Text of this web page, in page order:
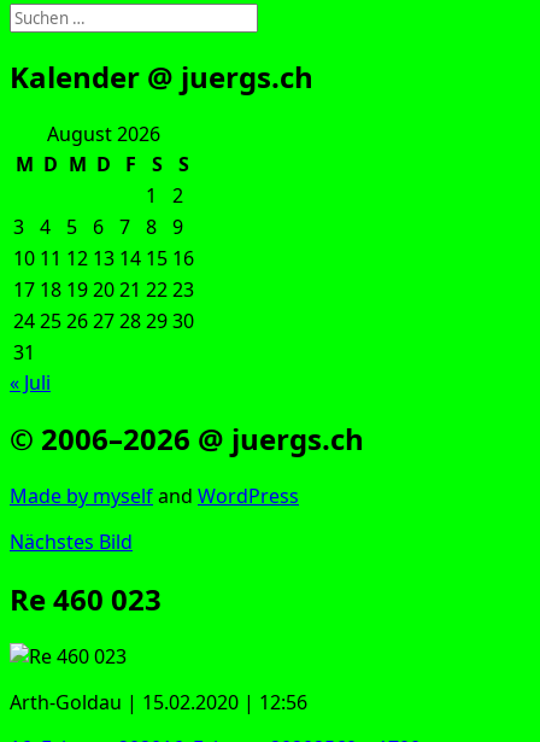
Suchen
nach:
Kalender @ juergs.ch
August 2026
M D M D F S
S
1
2
3 4 5 6 7 8 9
10 11 12 13 14 15 16
17 18 192021 2223
24252627282930
31
« Juli
© 2006–2026 @ juergs.ch
Made by mys­elfand Word­Press
Nächstes Bild
Re 460 023
Arth-Gold­au | 15.02.2020 | 12:56